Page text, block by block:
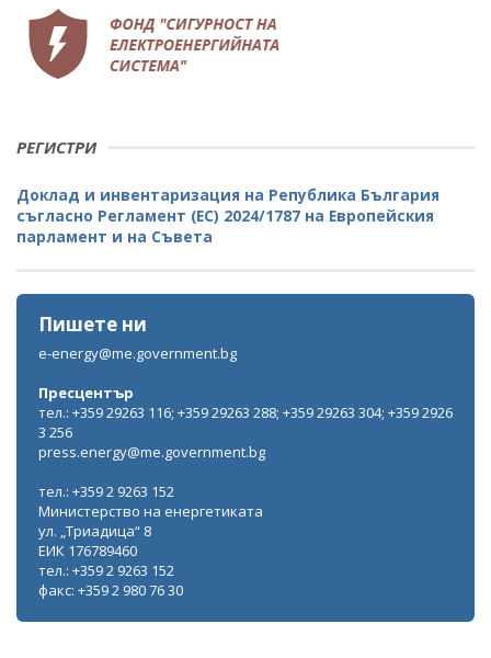
РЕГИСТРИ
Доклад и инвентаризация на Република България
съгласно Регламент (ЕС) 2024/1787 на Европейския
парламент и на Съвета
Пишете ни
e-energy@me.government.bg
Пресцентър
тел.: +359 29263 116; +359 29263 288; +359 29263 304; +359 2926
3 256
press.energy@me.government.bg
тел.: +359 2 9263 152
Министерство на енергетиката
ул. „Триадица“ 8
ЕИК 176789460
тел.: +359 2 9263 152
факс: +359 2 980 76 30